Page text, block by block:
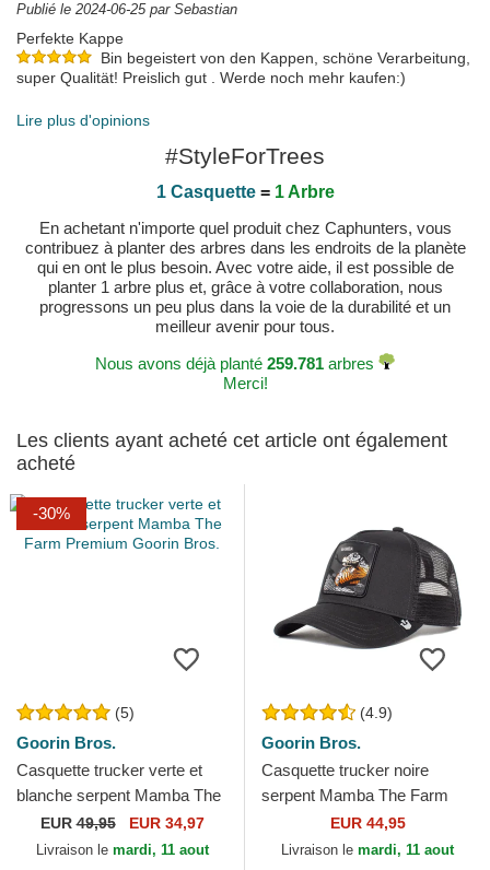
Publié le 2024-06-25 par Sebastian
Perfekte Kappe
Bin begeistert von den Kappen, schöne Verarbeitung,
super Qualität! Preislich gut . Werde noch mehr kaufen:)
Lire plus d'opinions
#StyleForTrees
1 Casquette= 1 Arbre
En achetant n'importe quel produit chez Caphunters, vous
contribuez à planter des arbres dans les endroits de la planète
qui en ont le plus besoin. Avec votre aide, il est possible de
planter 1 arbre plus et, grâce à votre collaboration, nous
progressons un peu plus dans la voie de la durabilité et un
meilleur avenir pour tous.
Nous avons déjà planté 259.781 arbres
Merci!
Les clients ayant acheté cet article ont également
acheté
-30%
(5)
Goorin Bros.
Casquette trucker verte et
blanche serpent Mamba The
Farm Premium Goorin Bros.
EUR49,95 EUR 34,97
Livraison le mardi, 11 aout
(4.9)
Goorin Bros.
Casquette trucker noire
serpent Mamba The Farm
Goorin Bros.EUR 44,95
Livraison le mardi, 11 aout